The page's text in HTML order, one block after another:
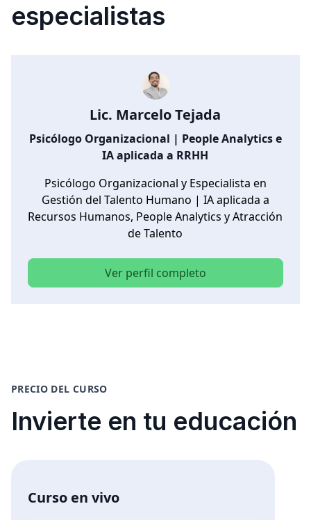
especialistas
Lic. Marcelo Tejada
Psicólogo Organizacional | People Analytics e
IA aplicada a RRHH
Psicólogo Organizacional y Especialista en
Gestión del Talento Humano | IA aplicada a
Recursos Humanos, People Analytics y Atracción
de Talento
Ver perfil completo
PRECIO DEL CURSO
Invierte en tu educación
Curso en vivo